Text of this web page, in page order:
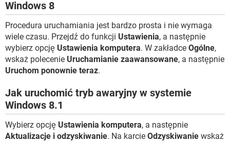
Windows 8
Procedura uruchamiania jest bardzo prosta i nie wymaga
wiele czasu. Przejdź do funkcji Ustawienia, a następnie
wybierz opcję Ustawienia komputera. W zakładce Ogólne,
wskaż polecenie Uruchamianie zaawansowane, a następnie
Uruchom ponownie teraz.
Jak uruchomić tryb awaryjny w systemie
Windows 8.1
Wybierz opcję Ustawienia komputera, a następnie
Aktualizacje i odzyskiwanie. Na karcie Odzyskiwanie wskaż